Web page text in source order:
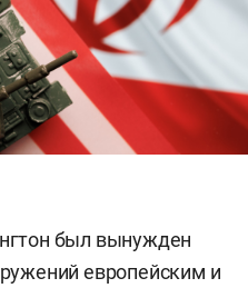
был вынужден
европейским и